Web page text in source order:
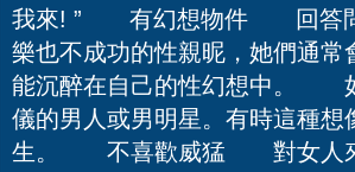
我來! ” 有幻想物件 回答問
樂也不成功的性親昵，她們通
能沉醉在自己的性幻想中。
儀的男人或男明星。有時這種
生。 不喜歡威猛 對女人來